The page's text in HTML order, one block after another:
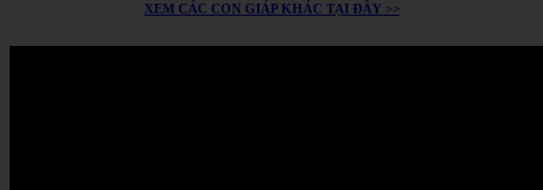
XEM CÁC CON GIÁP KHÁC TẠI ĐÂY >>